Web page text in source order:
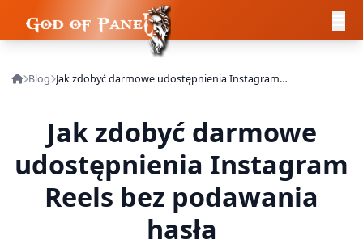
Blog Jak zdobyć darmowe udostępnienia Instagram Reels bez podawania hasła
Jak zdobyć darmowe
udostępnienia Instagram
Reels bez podawania
hasła